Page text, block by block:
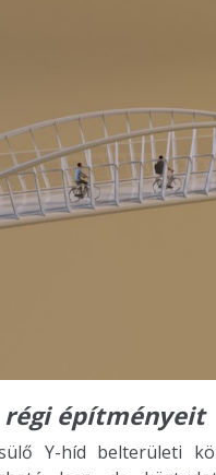
régi építményeit
Y-híd belterületi